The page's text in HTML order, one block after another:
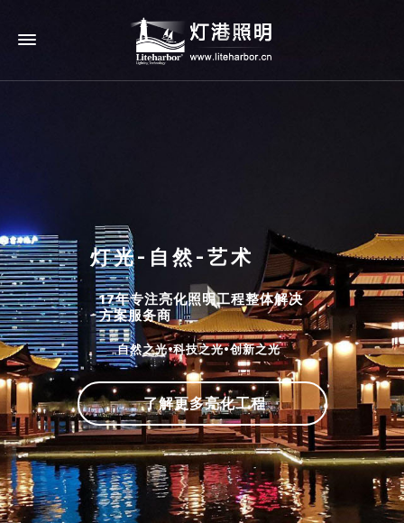
灯光-自然-艺术
17年专注亮化照明工程整体解决
方案服务商
自然之光•科技之光•创新之光
了解更多亮化工程